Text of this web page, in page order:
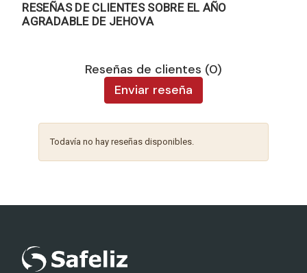
RESEÑAS DE CLIENTES SOBRE EL AÑO
AGRADABLE DE JEHOVA
Reseñas de clientes (0)
Enviar reseña
Todavía no hay reseñas disponibles.